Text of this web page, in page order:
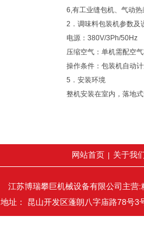
6,有工业缝包机、气动
2．调味料包装机参数及
电源：380V/3Ph/50Hz
压缩空气：单机需配空
操作条件：包装机自动
5．安装环境
整机安装在室内，落地
网站首页 关于我
江苏博瑞攀巨机械设备有限公司主营
地址： 昆山开发区蓬朗八字庙路78号